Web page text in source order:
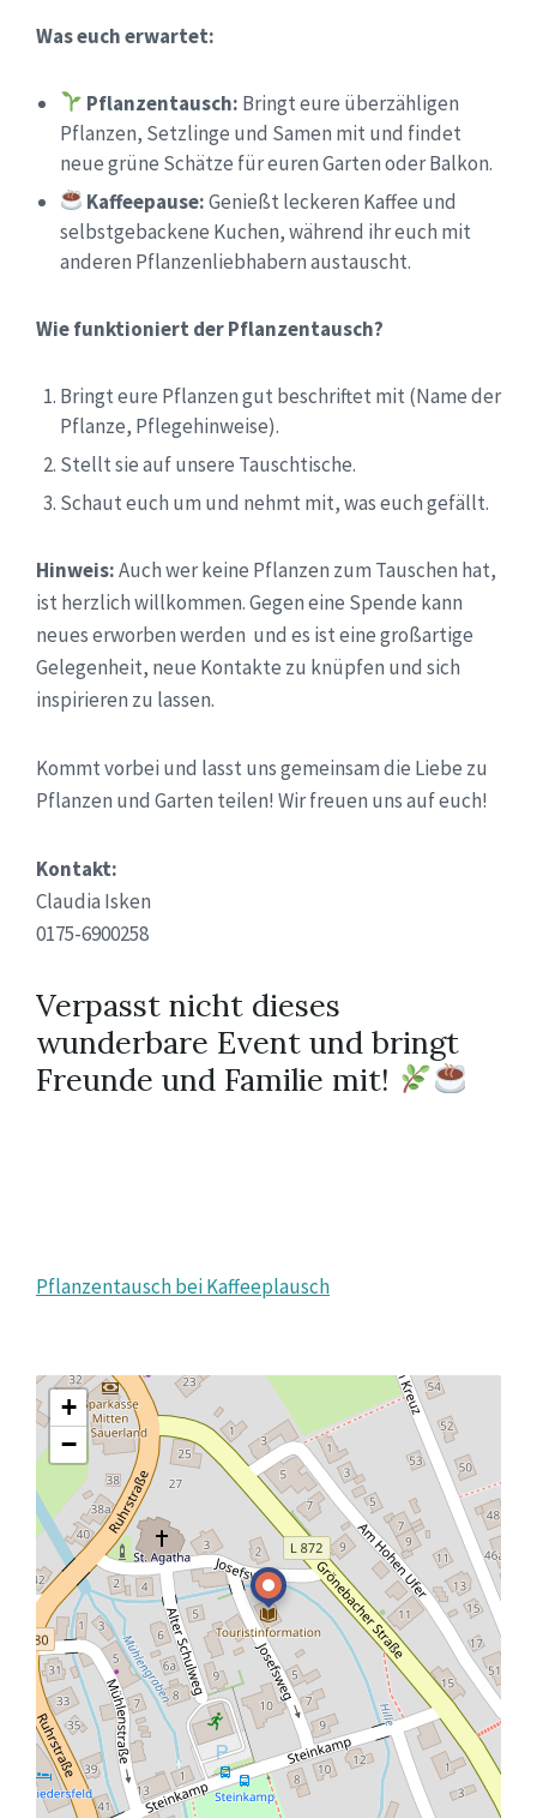
Was euch erwartet:
Pflanzentausch: Bringt eure überzähligen
Pflanzen, Setzlinge und Samen mit und findet
neue grüne Schätze für euren Garten oder Balkon.
Kaffeepause:Genießt leckeren Kaffee und
selbstgebackene Kuchen, während ihr euch mit
anderen Pflanzenliebhabern austauscht.
Wie funktioniert der Pflanzentausch?
Bringt eure Pflanzen gut beschriftet mit (Name der
Pflanze, Pflegehinweise).
Stellt sie auf unsere Tauschtische.
Schaut euch um und nehmt mit, was euch gefällt.
Hinweis:Auch wer keine Pflanzen zum Tauschen hat,
ist herzlich willkommen. Gegen eine Spende kann
neues erworben werden und es ist eine großartige
Gelegenheit, neue Kontakte zu knüpfen und sich
inspirieren zu lassen.
Kommt vorbei und lasst uns gemeinsam die Liebe zu
Pflanzen und Garten teilen! Wir freuen uns auf euch!
Kontakt:
Claudia Isken
0175-6900258
Verpasst nicht dieses
wunderbare Event und bringt
Freunde und Familie mit!
Pflanzentausch bei Kaffeeplausch
+
−